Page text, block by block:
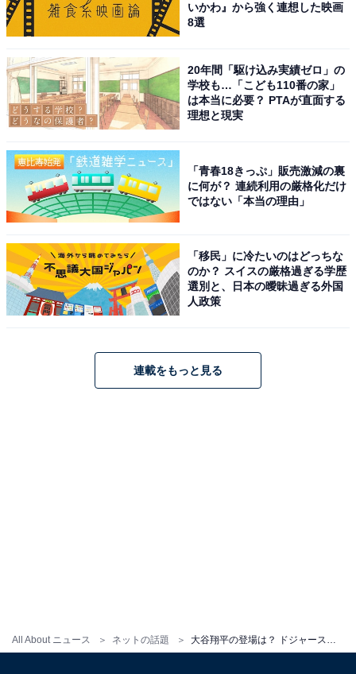
All About ニュース ネットの話題
いかわ』から強く連想した映画
8選
20年間「駆け込み実績ゼロ」の
学校も…「こども110番の家」
は本当に必要？ PTAが直面する
理想と現実
「青春18きっぷ」販売激減の裏
に何が？ 連続利用の厳格化だけ
ではない「本当の理由」
「移民」に冷たいのはどっちな
のか？ スイスの厳格過ぎる学歴
選別と、日本の曖昧過ぎる外国
人政策
連載をもっと見る